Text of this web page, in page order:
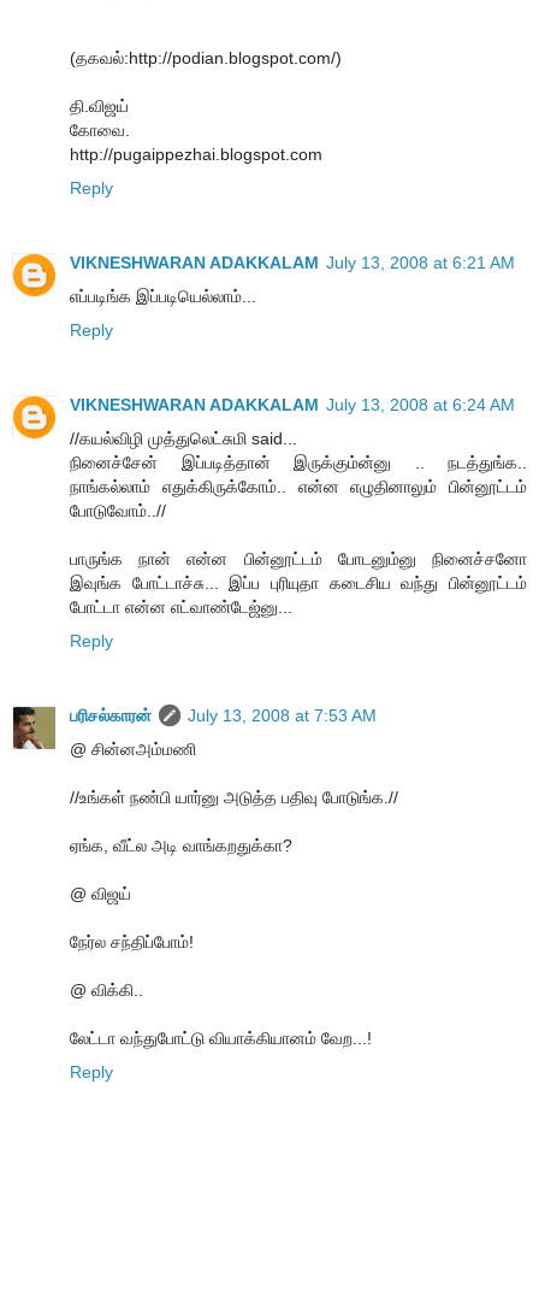
(தகவல்:http://podian.blogspot.com/)
தி.விஜய்
கோவை.
http://pugaippezhai.blogspot.com
Reply
VIKNESHWARAN ADAKKALAM July 13, 2008 at 6:21 AM
எப்படிங்க இப்படியெல்லாம்...
Reply
VIKNESHWARAN ADAKKALAM July 13, 2008 at 6:24 AM
//கயல்விழி முத்துலெட்சுமி said...
நினைச்சேன் இப்படித்தான் இருக்கும்ன்னு .. நடத்துங்க..
நாங்கல்லாம் எதுக்கிருக்கோம்.. என்ன எழுதினாலும் பின்னூட்டம்
போடுவோம்..//
பாருங்க நான் என்ன பின்னூட்டம் போடனும்னு நினைச்சனோ
இவுங்க போட்டாச்சு... இப்ப புரியுதா கடைசிய வந்து பின்னூட்டம்
போட்டா என்ன எட்வாண்டேஜ்னு...
Reply
பரிசல்காரன்
July 13, 2008 at 7:53 AM
@ சின்னஅம்மணி
//உங்கள் நண்பி யார்னு அடுத்த பதிவு போடுங்க.//
ஏங்க, வீட்ல அடி வாங்கறதுக்கா?
@ விஜய்
நேர்ல சந்திப்போம்!
@ விக்கி..
லேட்டா வந்துபோட்டு வியாக்கியானம் வேற...!
Reply